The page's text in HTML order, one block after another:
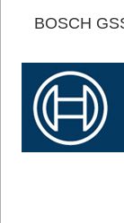
SIECIOWE
BOSCH